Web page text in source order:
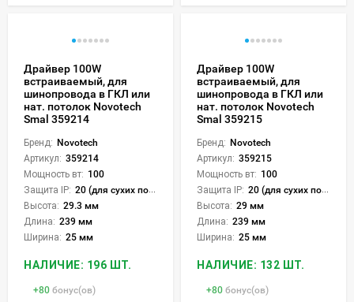
Драйвер 100W
встраиваемый, для
шинопровода в ГКЛ или
нат. потолок Novotech
Smal 359214
Бренд: Novotech
Артикул: 359214
Мощность вт: 100
Защита IP: 20 (для сухих пом.)
Высота: 29.3 мм
Длина: 239 мм
Ширина: 25 мм
НАЛИЧИЕ: 196 ШТ.
+80 бонус(ов)
Драйвер 100W
встраиваемый, для
шинопровода в ГКЛ или
нат. потолок Novotech
Smal 359215
Бренд: Novotech
Артикул: 359215
Мощность вт: 100
Защита IP: 20 (для сухих пом.)
Высота: 29 мм
Длина: 239 мм
Ширина: 25 мм
НАЛИЧИЕ: 132 ШТ.
+80 бонус(ов)